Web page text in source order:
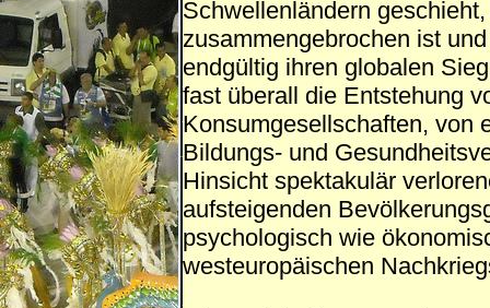
Schwellenländern
zusammengebrochen ist
endgültig ihren globalen
fast überall die Entstehung
Konsumgesellschaften, von
Bildungs- und
Hinsicht spektakulär
aufsteigenden
psychologisch wie
westeuropäischen